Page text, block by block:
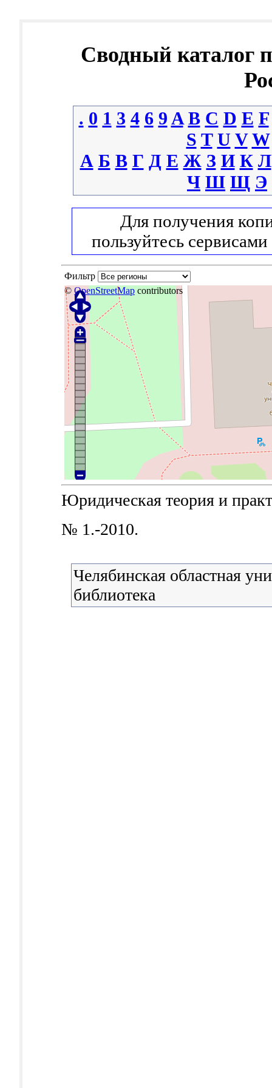
Сводный каталог
. 0 1 3 4 6 9 A B C D E F
S T U V W
А Б В Г Д Е Ж З И К Л
Ч Ш Щ Э
Для получения
пользуйтесь сервисами
Фильтр
© OpenStreetMap contributors
Юридическая теория и
№ 1.-2010.
Челябинская областная
библиотека